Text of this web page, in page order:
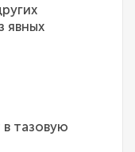
явных
тазовую